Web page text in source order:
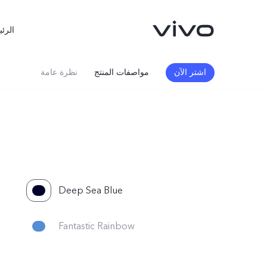
X300 FE جديد
نظرة عامة مواصفات المنتج اشتر الآن
Deep Sea Blue
Fantastic Rainbow